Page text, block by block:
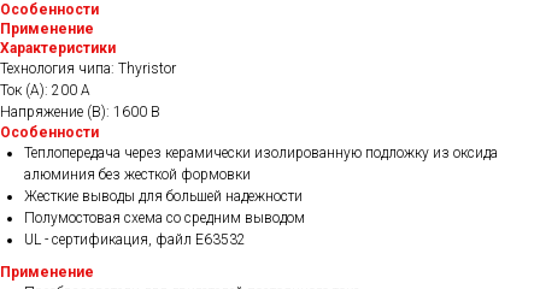
Особенности
Применение
Характеристики
Технология чипа: Thyristor
Ток (А): 200 A
Напряжение (В): 1600 В
Особенности
Теплопередача через керамически изолированную подложку из оксида
алюминия без жесткой формовки
Жесткие выводы для большей надежности
Полумостовая схема со средним выводом
UL - сертификация, файл E63532
Применение